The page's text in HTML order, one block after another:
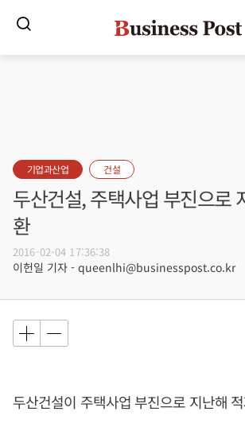
기업과산업 건설
두산건설, 주택사업 부진으로
환
2016-02-04 17:36:38
이헌일 기자 - queenlhi@businesspost.co.kr
두산건설이 주택사업 부진으로 지난해